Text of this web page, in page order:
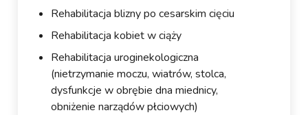
Rehabilitacja blizny po cesarskim cięciu
Rehabilitacja kobiet w ciąży
Rehabilitacja uroginekologiczna
(nietrzymanie moczu, wiatrów, stolca,
dysfunkcje w obrębie dna miednicy,
obniżenie narządów płciowych)